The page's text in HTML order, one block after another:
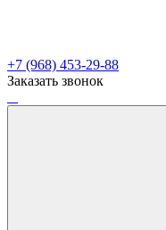
+7 (968) 453-29-88
Заказать звонок